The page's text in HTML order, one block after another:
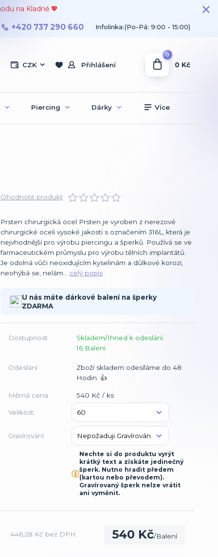
na Kladně 💖
CZK Přihlášení
+420 737 290 660 Infolinka:(Po-Pá: 9:00 - 15:00)
0
0 Kč
Piercing Dárky Více
Ohodnotit produkt
Prsten chirurgická ocel Prsten je vyroben z nerezové
chirurgické oceli vysoké jakosti s označením 316L, která je
nejvhodnější pro výrobu piercingu a šperků. Používá se ve
farmaceutickém průmyslu pro výrobu tělních implantátů.
Je odolná vůči neoxidujícím kyselinám a důlkové korozi,
neohýbá se, nelám... celý popis
U nás máte dárkové balení na šperky
ZDARMA
Dostupnost
Skladem/Ihned k odeslání
16 Balení
Odeslání
Zboží skladem odesíláme do 48
Hodin. 👍
Měrná cena 540 Kč / ks
Velikost:
Gravírování
Nechte si do produktu vyrýt
krátký text a získáte jedinečný
šperk. Nutno hradit předem
(kartou nebo převodem).
Gravírovaný šperk nelze vrátit
ani vyměnit.
540 Kč/Balení
446,28 Kč bez DPH